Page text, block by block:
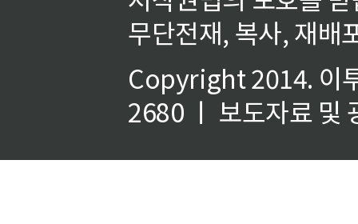
무단전재, 복사, 재배
Copyright 2014. 이
2680 ㅣ 보도자료